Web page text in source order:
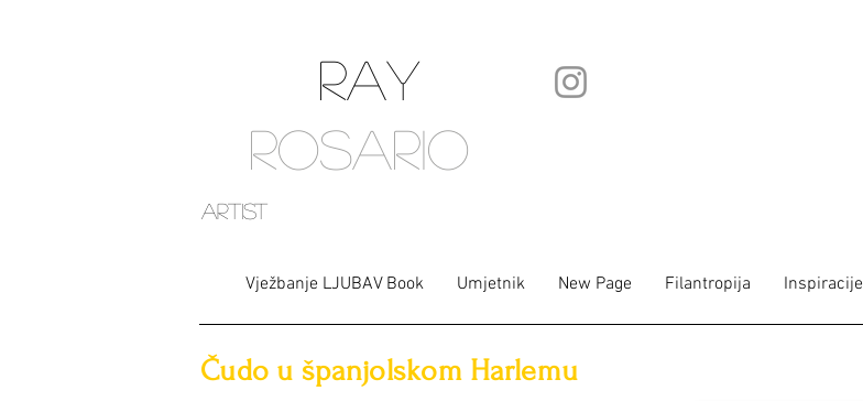
RAY
ROSARIO
artist
Vježbanje LJUBAV Book Umjetnik New Page Filantropija Inspiracije
Čudo u španjolskom Harlemu